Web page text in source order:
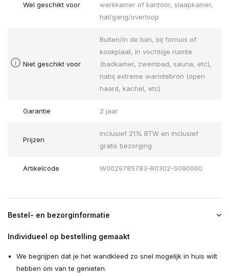
Wel geschikt voor
werkkamer of kantoor, slaapkamer,
hal/gang/overloop
Niet geschikt voor
Buiten/in de tuin, bij fornuis of
kookplaat, in vochtige ruimte
(badkamer, zwembad, sauna, etc),
nabij extreme warmtebron (open
haard, kachel, etc)
Garantie 2 jaar
Prijzen
Inclusief 21% BTW en inclusief
gratis bezorging
Artikelcode W0029785783-R0302-S090060
Bestel- en bezorginformatie
Individueel op bestelling gemaakt
We begrijpen dat je het wandkleed zo snel mogelijk in huis wilt
hebben om van te genieten.